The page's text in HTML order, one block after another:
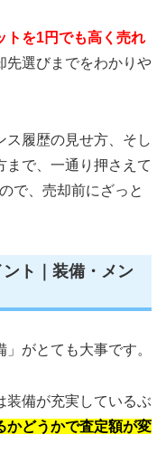
トを1円でも高く売れ
先選びまでをわかりや
ス履歴の見せ方、そし
まで、一通り押さえて
で、売却前にざっと
ト｜装備・メン
がとても大事です。
装備が充実しているぶ
かどうかで査定額が変